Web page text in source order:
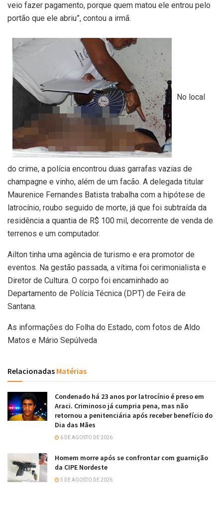
veio fazer pagamento, porque quem matou ele entrou pelo
portão que ele abriu”, contou a irmã.
No local
do crime, a polícia encontrou duas garrafas vazias de
champagne e vinho, além de um facão. A delegada titular
Maurenice Fernandes Batista trabalha com a hipótese de
latrocínio, roubo seguido de morte, já que foi subtraída da
residência a quantia de R$ 100 mil, decorrente de venda de
terrenos e um computador.
Ailton tinha uma agência de turismo e era promotor de
eventos. Na gestão passada, a vítima foi cerimonialista e
Diretor de Cultura. O corpo foi encaminhado ao
Departamento de Polícia Técnica (DPT) de Feira de
Santana.
As informações do Folha do Estado, com fotos de Aldo
Matos e Mário Sepúlveda
Relacionadas Matérias
Condenado há 23 anos por latrocínio é preso em
Araci. Criminoso já cumpria pena, mas não
retornou a penitenciária após receber benefício do
Dia das Mães
6 DE AGOSTO DE 2026
Homem morre após se confrontar com guarnição
da CIPE Nordeste
5 DE AGOSTO DE 2026